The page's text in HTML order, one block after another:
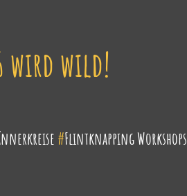
wird wild!
#Flintknapping Workshops